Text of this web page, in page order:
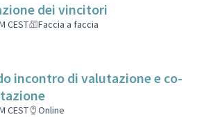
dei vincitori
CEST Faccia a faccia
incontro di valutazione e co-
CEST Online